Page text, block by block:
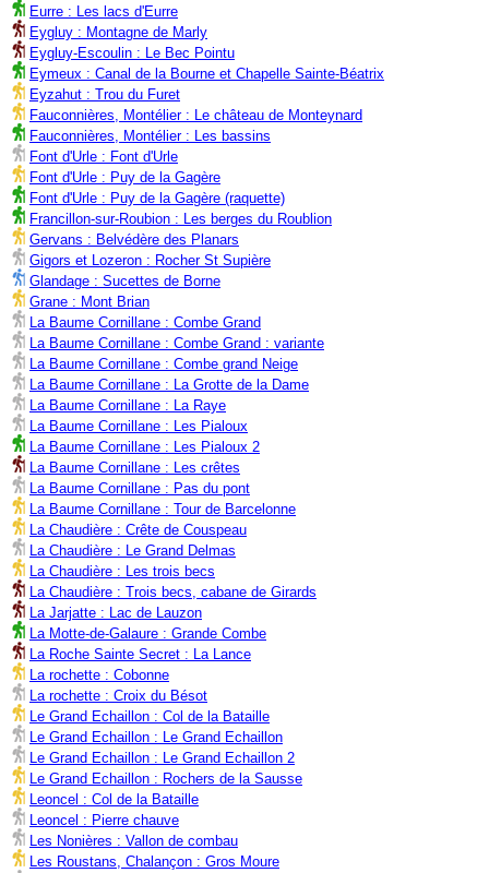
Eurre : Les lacs d'Eurre
Eygluy : Montagne de Marly
Eygluy-Escoulin : Le Bec Pointu
Eymeux : Canal de la Bourne et Chapelle Sainte-Béatrix
Eyzahut : Trou du Furet
Fauconnières, Montélier : Le château de Monteynard
Fauconnières, Montélier : Les bassins
Font d'Urle : Font d'Urle
Font d'Urle : Puy de la Gagère
Font d'Urle : Puy de la Gagère (raquette)
Francillon-sur-Roubion : Les berges du Roublion
Gervans : Belvédère des Planars
Gigors et Lozeron : Rocher St Supière
Glandage : Sucettes de Borne
Grane : Mont Brian
La Baume Cornillane : Combe Grand
La Baume Cornillane : Combe Grand : variante
La Baume Cornillane : Combe grand Neige
La Baume Cornillane : La Grotte de la Dame
La Baume Cornillane : La Raye
La Baume Cornillane : Les Pialoux
La Baume Cornillane : Les Pialoux 2
La Baume Cornillane : Les crêtes
La Baume Cornillane : Pas du pont
La Baume Cornillane : Tour de Barcelonne
La Chaudière : Crête de Couspeau
La Chaudière : Le Grand Delmas
La Chaudière : Les trois becs
La Chaudière : Trois becs, cabane de Girards
La Jarjatte : Lac de Lauzon
La Motte-de-Galaure : Grande Combe
La Roche Sainte Secret : La Lance
La rochette : Cobonne
La rochette : Croix du Bésot
Le Grand Echaillon : Col de la Bataille
Le Grand Echaillon : Le Grand Echaillon
Le Grand Echaillon : Le Grand Echaillon 2
Le Grand Echaillon : Rochers de la Sausse
Leoncel : Col de la Bataille
Leoncel : Pierre chauve
Les Nonières : Vallon de combau
Les Roustans, Chalançon : Gros Moure